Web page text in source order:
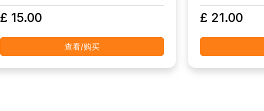
£ 15.00
查看/购买
£ 21.00